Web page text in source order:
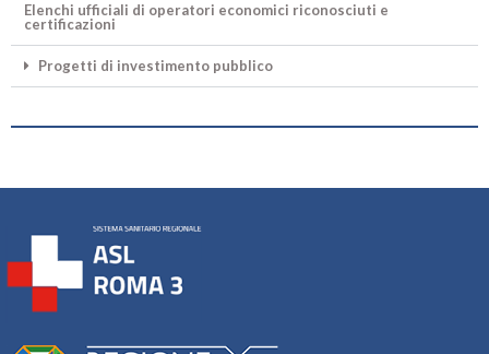
Elenchi ufficiali di operatori economici riconosciuti e
certificazioni
Progetti di investimento pubblico